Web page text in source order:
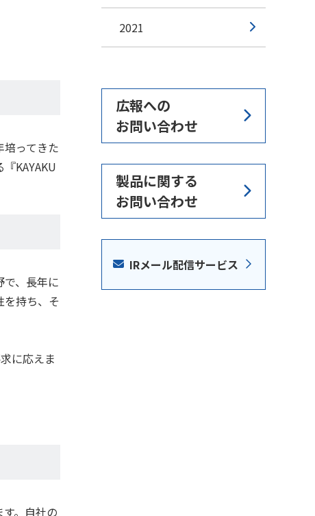
ってきた
KAYAKU
、長年に
を持ち、そ
に応えま
。自社の
2021
広報への
お問い合わせ
製品に関する
お問い合わせ
IRメール配信サービス